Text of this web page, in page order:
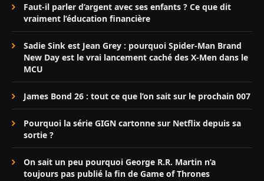
Faut-il parler d’argent avec ses enfants ? Ce que dit
vraiment l’éducation financière
Sadie Sink est Jean Grey : pourquoi Spider-Man Brand
New Day est le vrai lancement caché des X-Men dans le
MCU
James Bond 26 : tout ce que l’on sait sur le prochain 007
Pourquoi la série GIGN cartonne sur Netflix depuis sa
sortie ?
On sait un peu pourquoi George R.R. Martin n’a
toujours pas publié la fin de Game of Thrones